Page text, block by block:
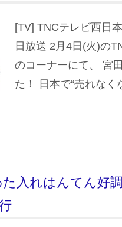
[TV] TNCテレビ西日
日放送 2月4日(火)の
のコーナーにて、 宮
た！ 日本で“売れな
た入れはんてん